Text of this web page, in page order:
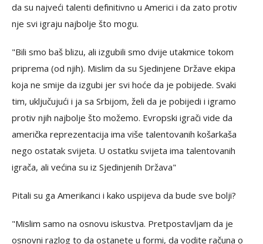
da su najveći talenti definitivno u Americi i da zato protiv
nje svi igraju najbolje što mogu.
"Bili smo baš blizu, ali izgubili smo dvije utakmice tokom
priprema (od njih). Mislim da su Sjedinjene Države ekipa
koja ne smije da izgubi jer svi hoće da je pobijede. Svaki
tim, uključujući i ja sa Srbijom, želi da je pobijedi i igramo
protiv njih najbolje što možemo. Evropski igrači vide da
američka reprezentacija ima više talentovanih košarkaša
nego ostatak svijeta. U ostatku svijeta ima talentovanih
igrača, ali većina su iz Sjedinjenih Država"
Pitali su ga Amerikanci i kako uspijeva da bude sve bolji?
"Mislim samo na osnovu iskustva. Pretpostavljam da je
osnovni razlog to da ostanete u formi, da vodite računa o